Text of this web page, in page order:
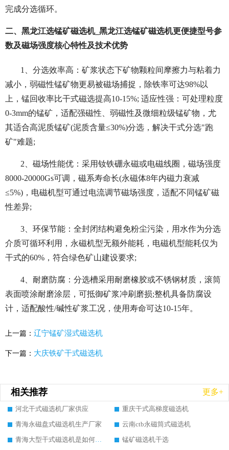
完成分选循环。
二、黑龙江选锰矿磁选机_黑龙江选锰矿磁选机更便捷型号参
数及磁场强度核心特性及技术优势
1、 分选效率高：矿浆状态下矿物颗粒间摩擦力与粘着力
减小，弱磁性锰矿物更易被磁场捕捉，除铁率可达98%以
上，锰回收率比干式磁选提高10-15%; 适应性强：可处理粒度
0-3mm的锰矿，适配强磁性、弱磁性及微细粒级锰矿物，尤
其适合高泥质锰矿(泥质含量≤30%)分选，解决干式分选"跑
矿"难题;
2、磁场性能优：采用钕铁硼永磁或电磁线圈，磁场强度
8000-20000Gs可调，磁系寿命长(永磁体8年内磁力衰减
≤5%)，电磁机型可通过电流调节磁场强度，适配不同锰矿磁
性差异;
3、环保节能：全封闭结构避免粉尘污染，用水作为分选
介质可循环利用，永磁机型无额外能耗，电磁机型能耗仅为
干式的60%，符合绿色矿山建设要求;
4、耐磨防腐：分选槽采用耐磨橡胶或不锈钢材质，滚筒
表面喷涂耐磨涂层，可抵御矿浆冲刷磨损;整机具备防腐设
计，适配酸性/碱性矿浆工况，使用寿命可达10-15年。
上一篇： 辽宁锰矿湿式磁选机
下一篇： 大庆铁矿干式磁选机
相关推荐 更多+
河北干式磁选机厂家供应
重庆干式高梯度磁选机
青海永磁盘式磁选机生产厂家
云南ctb永磁筒式磁选机
青海大型干式磁选机是如何选矿的
锰矿磁选机干选